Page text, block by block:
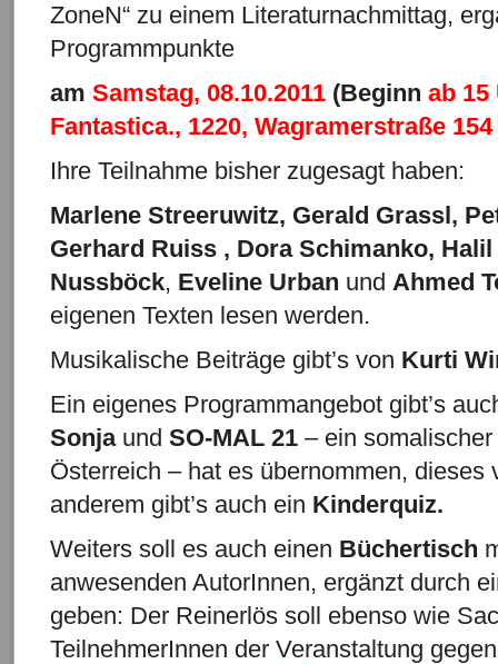
ZoneN“ zu einem Literaturnachmittag,
Programmpunkte
am Samstag, 08.10.2011 (Beginn ab 15
Fantastica., 1220, Wagramerstraße 154
Ihre Teilnahme bisher zugesagt haben:
Marlene Streeruwitz, Gerald Grassl,
Gerhard Ruiss , Dora Schimanko,
Nussböck, Eveline Urban und Ahmed
eigenen Texten lesen werden.
Musikalische Beiträge gibt’s von Kurti
Ein eigenes Programmangebot gibt’s
Sonja und SO-MAL 21 – ein
Österreich – hat es übernommen, dieses
anderem gibt’s auch ein Kinderquiz.
Weiters soll es auch einen Büchertisch
anwesenden AutorInnen, ergänzt durch
geben: Der Reinerlös soll ebenso wie
TeilnehmerInnen der Veranstaltung